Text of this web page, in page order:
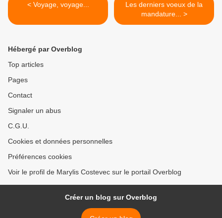
< Voyage, voyage...
Les derniers voeux de la
mandature... >
Hébergé par Overblog
Top articles
Pages
Contact
Signaler un abus
C.G.U.
Cookies et données personnelles
Préférences cookies
Voir le profil de Marylis Costevec sur le portail Overblog
Créer un blog sur Overblog